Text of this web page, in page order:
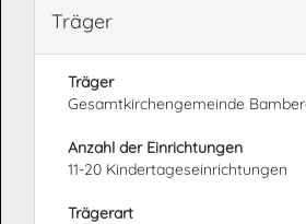
Träger
Träger
Gesamtkirchengemeinde
Anzahl der Einrichtungen
11-20 Kindertageseinrichtungen
Trägerart